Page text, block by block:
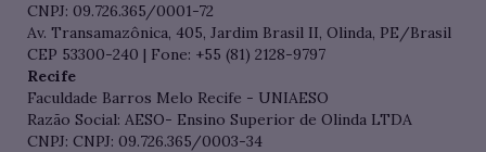
CNPJ: 09.726.365/0001-72
Av. Transamazônica, 405, Jardim Brasil II, Olinda, PE/Brasil
CEP 53300-240 | Fone: +55 (81) 2128-9797
Recife
Faculdade Barros Melo Recife - UNIAESO
Razão Social: AESO- Ensino Superior de Olinda LTDA
CNPJ: CNPJ: 09.726.365/0003-34